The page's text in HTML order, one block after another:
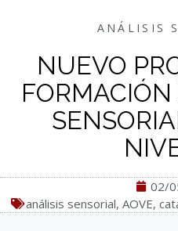
ANÁLISIS
NUEVO
02/
análisis sensorial, AOVE,